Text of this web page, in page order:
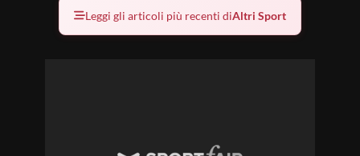
Leggi gli articoli più recenti diAltri Sport